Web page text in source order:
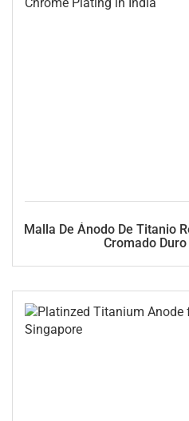
Malla De Ánodo De Titanio
Cromado